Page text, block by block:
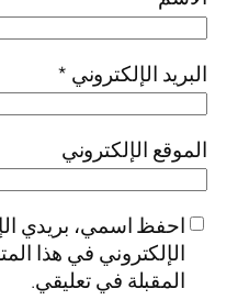
البريد الإلكتروني *
الموقع الإلكتروني
احفظ اسمي، بريدي
الإلكتروني في هذا
المقبلة في تعليقي.